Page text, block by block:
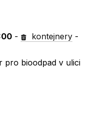
- kontejnery -
pro bioodpad v ulici